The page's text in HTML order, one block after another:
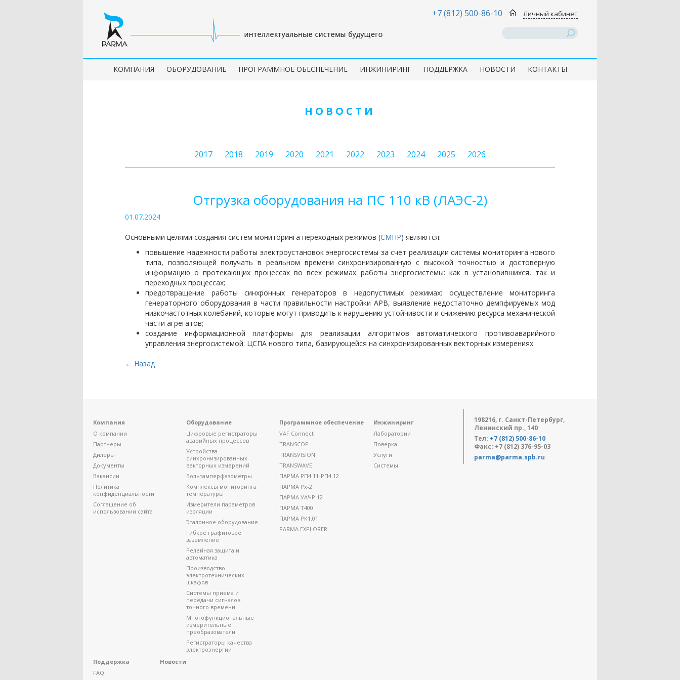
+7 (812) 500-86-10 Личный кабинет
КОМПАНИЯ ОБОРУДОВАНИЕ ПРОГРАММНОЕ ОБЕСПЕЧЕНИЕ ИНЖИНИРИНГ ПОДДЕРЖКА НОВОСТИ КОНТАКТЫ
НОВОСТИ
2017 2018 2019 2020 2021 2022 2023 2024 2025 2026
Отгрузка оборудования на ПС 110 кВ (ЛАЭС-2)
01.07.2024
Основными целями создания систем мониторинга переходных режимов (СМПР) являются:
повышение надежности работы электроустановок энергосистемы за счет реализации системы мониторинга нового
типа, позволяющей получать в реальном времени синхронизированную с высокой точностью и достоверную
информацию о протекающих процессах во всех режимах работы энергосистемы: как в установившихся, так и
переходных процессах;
предотвращение работы синхронных генераторов в недопустимых режимах: осуществление мониторинга
генераторного оборудования в части правильности настройки АРВ, выявление недостаточно демпфируемых мод
низкочастотных колебаний, которые могут приводить к нарушению устойчивости и снижению ресурса механической
части агрегатов;
создание информационной платформы для реализации алгоритмов автоматического противоаварийного
управления энергосистемой: ЦСПА нового типа, базирующейся на синхронизированных векторных измерениях.
← Назад
Компания
О компании
Партнеры
Дилеры
Документы
Вакансии
Политика
конфиденциальности
Соглашение об
использовании сайта
Оборудование
Цифровые регистраторы
аварийных процессов
Устройства
синхронизированных
векторных измерений
Вольтамперфазометры
Комплексы мониторинга
температуры
Измерители параметров
изоляции
Эталонное оборудование
Гибкое графитовое
заземление
Релейная защита и
автоматика
Производство
электротехнических
шкафов
Системы приема и
передачи сигналов
точного времени
Многофункциональные
измерительные
преобразователи
Регистраторы качества
электроэнергии
Программное обеспечение
VAF Connect
TRANSCOP
TRANSVISION
TRANSWAVE
ПАРМА РП4.11-РП4.12
ПАРМА Рх-2
ПАРМА УАЧР 12
ПАРМА Т400
ПАРМА РК1.01
PARMA EXPLORER
Инжиниринг
Лаборатории
Поверка
Услуги
Системы
Поддержка
FAQ
Новости
198216, г. Санкт-Петербург,
Ленинский пр., 140
Тел: +7 (812) 500-86-10
Факс: +7 (812) 376-95-03
parma@parma.spb.ru